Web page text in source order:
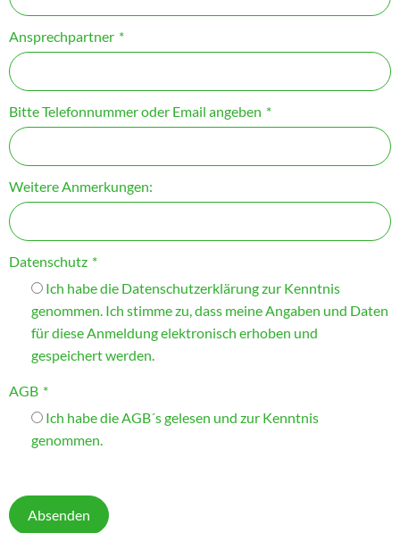
Ansprechpartner *
Bitte Telefonnummer oder Email angeben *
Weitere Anmerkungen:
Datenschutz *
Ich habe die Datenschutzerklärung zur Kenntnis
genommen. Ich stimme zu, dass meine Angaben und Daten
für diese Anmeldung elektronisch erhoben und
gespeichert werden.
AGB *
Ich habe die AGB´s gelesen und zur Kenntnis
genommen.
Absenden